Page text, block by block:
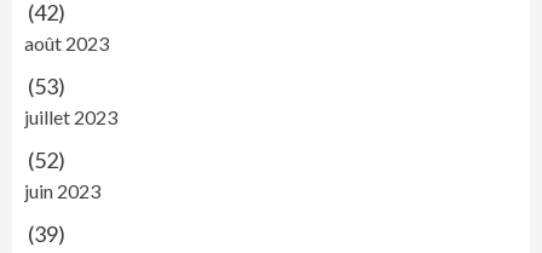
(42)
août 2023
(53)
juillet 2023
(52)
juin 2023
(39)